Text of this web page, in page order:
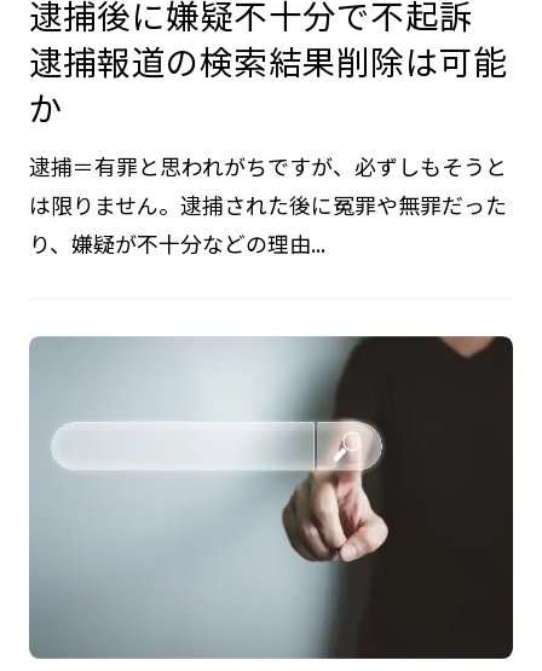
逮捕後に嫌疑不十分で不起訴
逮捕報道の検索結果削除は可能
か
逮捕＝有罪と思われがちですが、必ずしもそうと
は限りません。逮捕された後に冤罪や無罪だった
り、嫌疑が不十分などの理由...